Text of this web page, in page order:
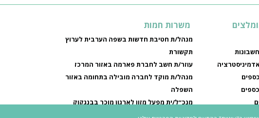
עם חברת השמה
משרות חמות
מנהל/ת חטיבת חדשות בשפה הערבית לערוץ
תקשורת
עוזר/ת חשב לחברת פארמה באזור המרכז
מנהל/ת מוקד לחברה מובילה בתחומה באזור
השפלה
מנכ״ל/ית מפעל מזון לארגון מוכר בבנגקוק